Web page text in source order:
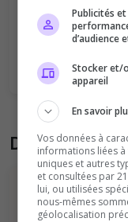
Donner son
Publicités
d’audience
Stocker et/
appareil
En savoir
Vos données à
informations liées
uniques et autres
et consultées par
lui, ou utilisées
nous-mêmes
géolocalisation